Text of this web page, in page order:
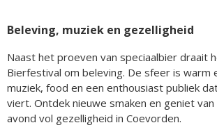
Beleving, muziek en gezelligheid
Naast het proeven van speciaalbier draait
Bierfestival om beleving. De sfeer is warm
muziek, food en een enthousiast publiek
viert. Ontdek nieuwe smaken en geniet
avond vol gezelligheid in Coevorden.